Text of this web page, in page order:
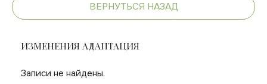
ВЕРНУТЬСЯ НАЗАД
ИЗМЕНЕНИЯ АДАПТАЦИЯ
Записи не найдены.